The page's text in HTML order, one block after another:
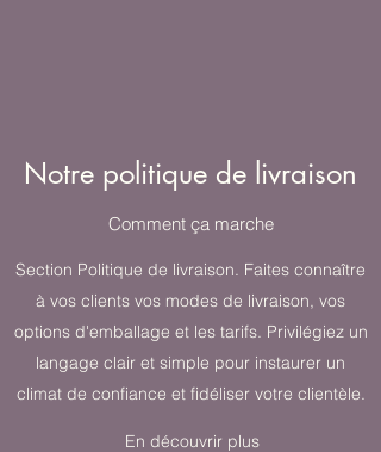
Notre politique de livraison
Comment ça marche
Section Politique de livraison. Faites connaître
à vos clients vos modes de livraison, vos
options d'emballage et les tarifs. Privilégiez un
langage clair et simple pour instaurer un
climat de confiance et fidéliser votre clientèle.
En découvrir plus